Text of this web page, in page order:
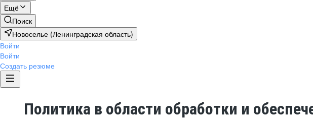
Ещё
Поиск
Новоселье (Ленинградская область)
Войти
Войти
Создать резюме
Политика в области обработки и